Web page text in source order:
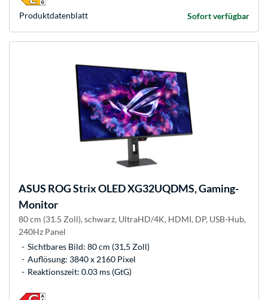
Sofort verfügbar
Produkt­datenblatt
ASUS ROG Strix OLED XG32UQDMS, Gaming-
Monitor
80 cm (31.5 Zoll), schwarz, UltraHD/4K, HDMI, DP, USB-Hub,
240Hz Panel
Sichtbares Bild: 80 cm (31,5 Zoll)
Auflösung: 3840 x 2160 Pixel
Reaktionszeit: 0.03 ms (GtG)